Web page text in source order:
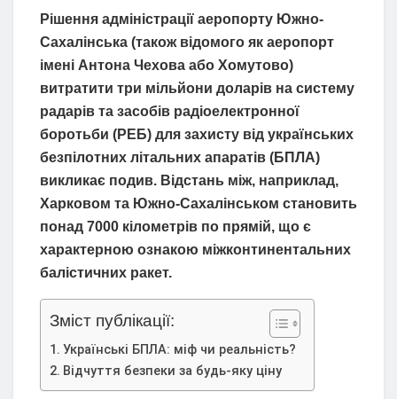
Рішення адміністрації аеропорту Южно-
Сахалінська (також відомого як аеропорт
імені Антона Чехова або Хомутово)
витратити три мільйони доларів на систему
радарів та засобів радіоелектронної
боротьби (РЕБ) для захисту від українських
безпілотних літальних апаратів (БПЛА)
викликає подив. Відстань між, наприклад,
Харковом та Южно-Сахалінськом становить
понад 7000 кілометрів по прямій, що є
характерною ознакою міжконтинентальних
балістичних ракет.
Зміст публікації:
Українські БПЛА: міф чи реальність?
Відчуття безпеки за будь-яку ціну